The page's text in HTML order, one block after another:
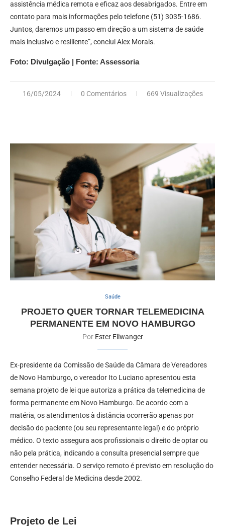
assistência médica remota e eficaz aos desabrigados. Entre em
contato para mais informações pelo telefone (51) 3035-1686.
Juntos, daremos um passo em direção a um sistema de saúde
mais inclusivo e resiliente”, conclui Alex Morais.
Foto: Divulgação | Fonte: Assessoria
16/05/2024 0 Comentários 669 Visualizações
Saúde
PROJETO QUER TORNAR TELEMEDICINA
PERMANENTE EM NOVO HAMBURGO
Por Ester Ellwanger
Ex-presidente da Comissão de Saúde da Câmara de Vereadores
de Novo Hamburgo, o vereador Ito Luciano apresentou esta
semana projeto de lei que autoriza a prática da telemedicina de
forma permanente em Novo Hamburgo. De acordo com a
matéria, os atendimentos à distância ocorrerão apenas por
decisão do paciente (ou seu representante legal) e do próprio
médico. O texto assegura aos profissionais o direito de optar ou
não pela prática, indicando a consulta presencial sempre que
entender necessária. O serviço remoto é previsto em resolução do
Conselho Federal de Medicina desde 2002.
Projeto de Lei